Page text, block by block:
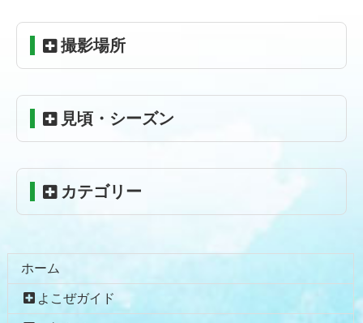
ン
ン
本
の
戻
ー
の
頭
戻
撮影場所
見頃・シーズン
カテゴリー
ホーム
よこぜガイド